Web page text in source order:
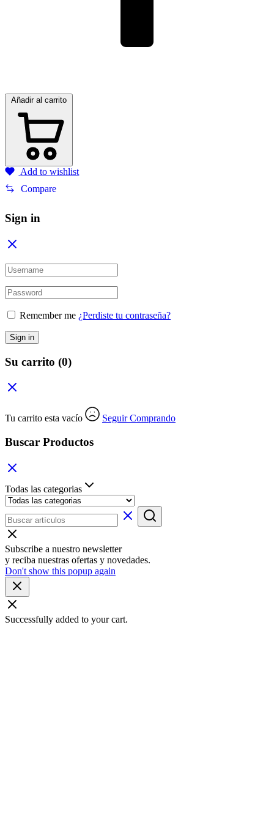
Añadir al carrito
Add to wishlist
Compare
Sign in
Remember me ¿Perdiste tu contraseña?
Sign in
Su carrito (0)
Tu carrito esta vacío Seguir Comprando
Buscar Productos
Todas las categorias
Subscribe a nuestro newsletter
y reciba nuestras ofertas y novedades.
Don't show this popup again
Successfully added to your cart.